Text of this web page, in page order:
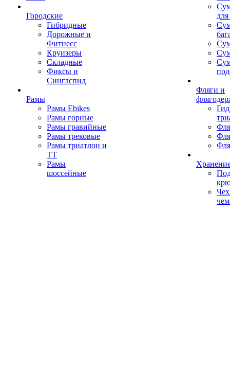
Городские
Гибридные
Дорожные и
Фитнесс
Круизеры
Складные
Фиксы и
Синглспид
Рамы
Рамы Ebikes
Рамы горные
Рамы гравийные
Рамы трековые
Рамы триатлон и
ТТ
Рамы
шоссейные
Фляги и